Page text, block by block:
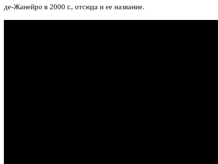
де-Жанейро в 2000 г., отсюда и ее название.